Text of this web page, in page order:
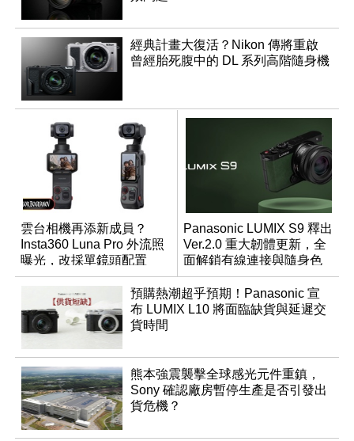
經典計畫大復活？Nikon 傳將重啟
曾經胎死腹中的 DL 系列高階隨身機
雲台相機再添新成員？
Insta360 Luna Pro 外流照
曝光，改採單鏡頭配置
Panasonic LUMIX S9 釋出
Ver.2.0 重大韌體更新，全
面解鎖有線連接與隨身色
調編輯
預購熱潮超乎預期！Panasonic 宣
布 LUMIX L10 將面臨缺貨與延遲交
貨時間
熊本強震襲擊全球感光元件重鎮，
Sony 確認廠房暫停生產是否引發出
貨危機？